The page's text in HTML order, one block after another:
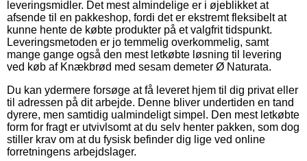
leveringsmidler. Det mest almindelige er i øjeblikket at
afsende til en pakkeshop, fordi det er ekstremt fleksibelt at
kunne hente de købte produkter på et valgfrit tidspunkt.
Leveringsmetoden er jo temmelig overkommelig, samt
mange gange også den mest letkøbte løsning til levering
ved køb af Knækbrød med sesam demeter Ø Naturata.
Du kan ydermere forsøge at få leveret hjem til dig privat eller
til adressen på dit arbejde. Denne bliver undertiden en tand
dyrere, men samtidig ualmindeligt simpel. Den mest letkøbte
form for fragt er utvivlsomt at du selv henter pakken, som dog
stiller krav om at du fysisk befinder dig lige ved online
forretningens arbejdslager.